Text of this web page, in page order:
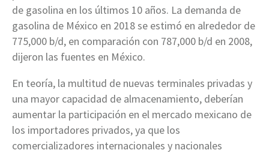
de gasolina en los últimos 10 años. La demanda de
gasolina de México en 2018 se estimó en alrededor de
775,000 b/d, en comparación con 787,000 b/d en 2008,
dijeron las fuentes en México.
En teoría, la multitud de nuevas terminales privadas y
una mayor capacidad de almacenamiento, deberían
aumentar la participación en el mercado mexicano de
los importadores privados, ya que los
comercializadores internacionales y nacionales